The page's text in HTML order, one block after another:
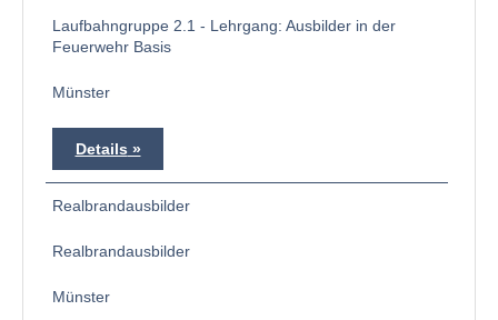
Laufbahngruppe 2.1 - Lehrgang: Ausbilder in der
Feuerwehr Basis
Münster
Details
Realbrandausbilder
Realbrandausbilder
Münster